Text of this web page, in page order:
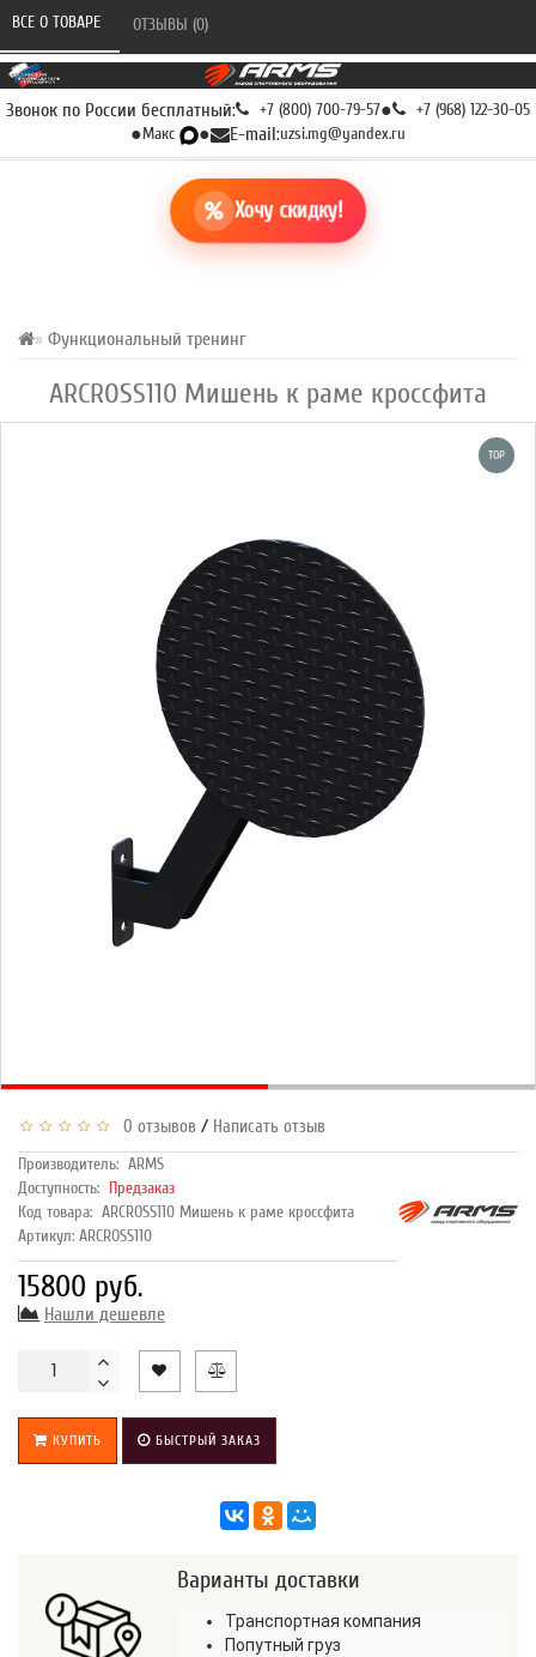
Звонок по России бесплатный: +7 (800) 700-79-57● +7 (968) 122-30-05
●Макс ● E-mail:uzsi.mg@yandex.ru
Хочу скидку!
Функциональный тренинг
ARCROSS110 Мишень к раме кроссфита
ВСЕ О ТОВАРЕ ОТЗЫВЫ (0)
TOP
0 отзывов / Написать отзыв
Производитель: ARMS
Доступность: Предзаказ
Код товара: ARCROSS110 Мишень к раме кроссфита
Артикул: ARCROSS110
15800 руб.
Нашли дешевле
КУПИТЬ БЫСТРЫЙ ЗАКАЗ
Варианты доставки
Транспортная компания
Попутный груз